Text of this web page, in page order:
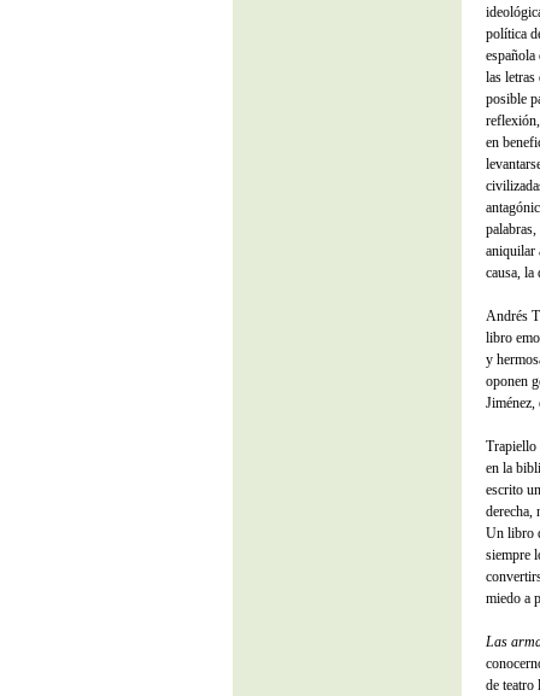
política
española
las
posible
en
aniquilar
causa, la
Andrés
libro
y
oponen
Jiménez,
Trapiello
en la
escrito
derecha,
Un libro
siempre
miedo a
Las
de teatro